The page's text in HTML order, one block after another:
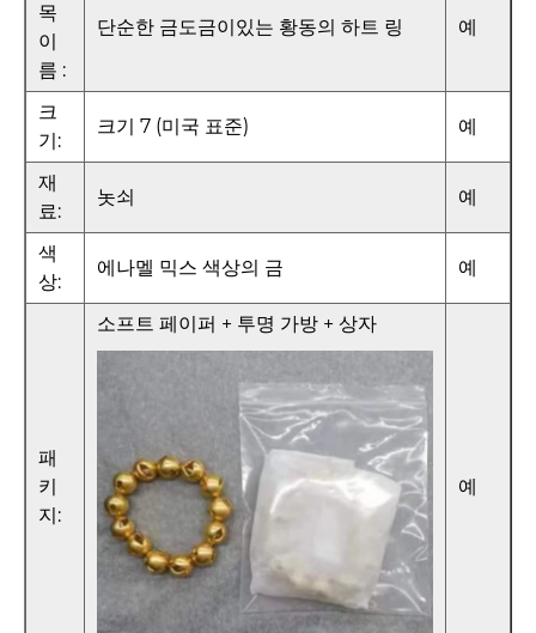
목
이
름 :
단순한 금도금이있는 황동의 하트 링 예
크
기:
크기 7 (미국 표준) 예
재
료:
놋쇠 예
색
상:
에나멜 믹스 색상의 금 예
패
키
지:
소프트 페이퍼 + 투명 가방 + 상자
예